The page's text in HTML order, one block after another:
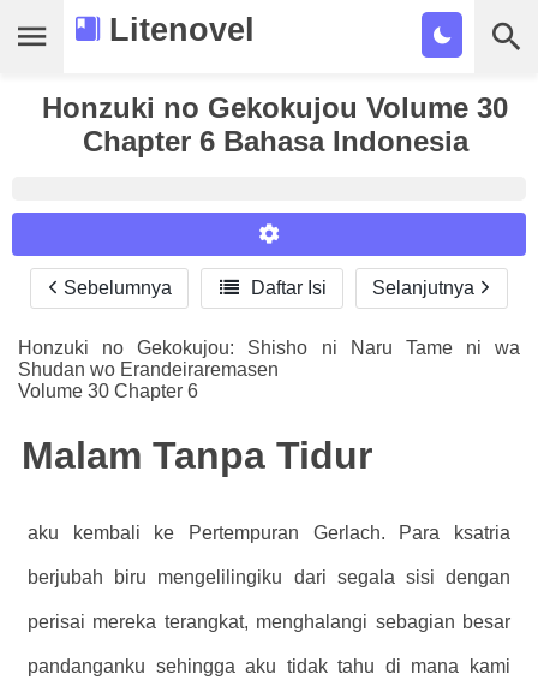
Litenovel
Daftar Novel
Tamat
Tags
Bookmark
Cari
Honzuki no Gekokujou Volume 30
Chapter 6 Bahasa Indonesia
Reader Settings
Font :
Titillium Web
Arial
Times New Roman
A-
16
Sebelumnya  Daftar Isi Selanjutnya
Honzuki no Gekokujou: Shisho ni Naru Tame ni wa
Shudan wo Erandeiraremasen
Volume 30 Chapter 6
Malam Tanpa Tidur
aku kembali ke Pertempuran Gerlach. Para ksatria
berjubah biru mengelilingiku dari segala sisi dengan
perisai mereka terangkat, menghalangi sebagian besar
pandanganku sehingga aku tidak tahu di mana kami